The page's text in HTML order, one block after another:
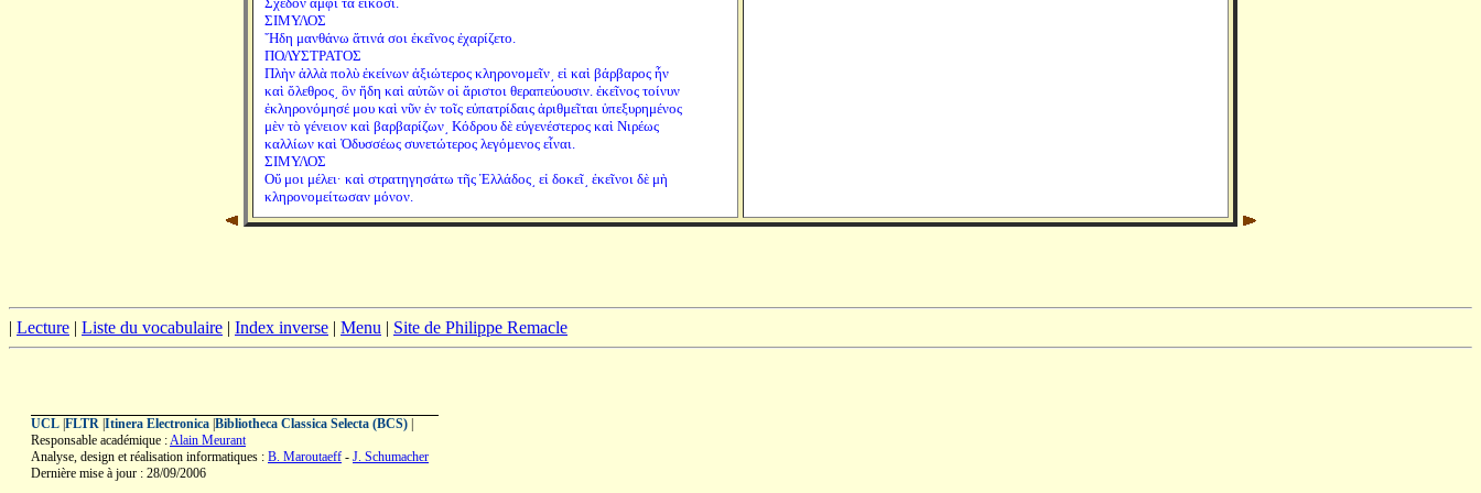
ΣΙΜΥΛΟΣ
῎Ηδη μανθάνω ἅτινά σοι ἐκεῖνος ἐχαρίζετο.
ΠΟΛΥΣΤΡΑΤΟΣ
Πλὴν ἀλλὰ πολὺ ἐκείνων ἀξιώτερος κληρονομεῖν͵ εἰ καὶ βάρβαρος ἦν
καὶ ὄλεθρος͵ ὃν ἤδη καὶ αὐτῶν οἱ ἄριστοι θεραπεύουσιν. ἐκεῖνος τοίνυν
ἐκληρονόμησέ μου καὶ νῦν ἐν τοῖς εὐπατρίδαις ἀριθμεῖται ὑπεξυρημένος
μὲν τὸ γένειον καὶ βαρβαρίζων͵ Κόδρου δὲ εὐγενέστερος καὶ Νιρέως
καλλίων καὶ Ὀδυσσέως συνετώτερος λεγόμενος εἶναι.
ΣΙΜΥΛΟΣ
Οὔ μοι μέλει· καὶ στρατηγησάτω τῆς Ἑλλάδος͵ εἰ δοκεῖ͵ ἐκεῖνοι δὲ μὴ
κληρονομείτωσαν μόνον.
| Lecture | Liste du vocabulaire | Index inverse | Menu | Site de Philippe Remacle
UCL FLTR Itinera Electronica Bibliotheca Classica Selecta (BCS)
Responsable académique :Alain Meurant
Analyse, design et réalisation informatiques : B. Maroutaeff - J. Schumacher
Dernière mise à jour : 28/09/2006